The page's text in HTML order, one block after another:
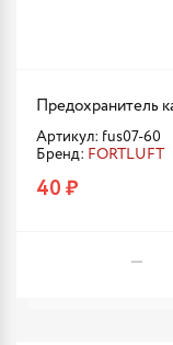
Предохранитель
Артикул: fus07-60
Бренд: FORTLUFT
40 ₽